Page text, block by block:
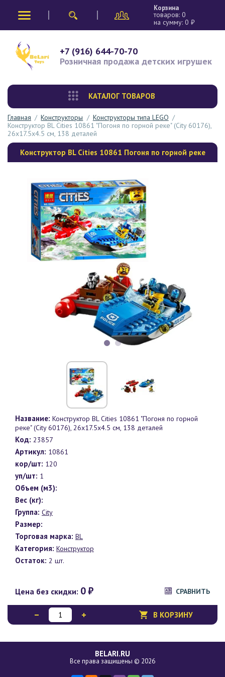
Корзина
товаров: 0
на сумму: 0₽
+7 (916) 644-70-70
Розничная продажа детских игрушек
КАТАЛОГ ТОВАРОВ
Главная / Конструкторы / Конструкторы типа LEGO /
Конструктор BL Cities 10861 "Погоня по горной реке" (City 60176),
26х17.5х4.5 см, 138 деталей
Конструктор BL Cities 10861 Погоня по горной реке
Название: Конструктор BL Cities 10861 "Погоня по горной
реке" (City 60176), 26х17.5х4.5 см, 138 деталей
Код: 23857
Артикул: 10861
кор/шт: 120
уп/шт: 1
Объем (м3):
Вес (кг):
Группа: City
Размер:
Торговая марка: BL
Категория: Конструктор
Остаток: 2 шт.
Цена без скидки: 0₽ СРАВНИТЬ
В КОРЗИНУ
BELARI.RU
Все права защищены © 2026